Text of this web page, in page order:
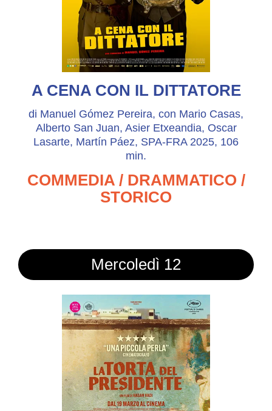
A CENA CON IL DITTATORE
di Manuel Gómez Pereira, con Mario Casas,
Alberto San Juan, Asier Etxeandia, Oscar
Lasarte, Martín Páez, SPA-FRA 2025, 106
min.
COMMEDIA / DRAMMATICO /
STORICO
Mercoledì 12